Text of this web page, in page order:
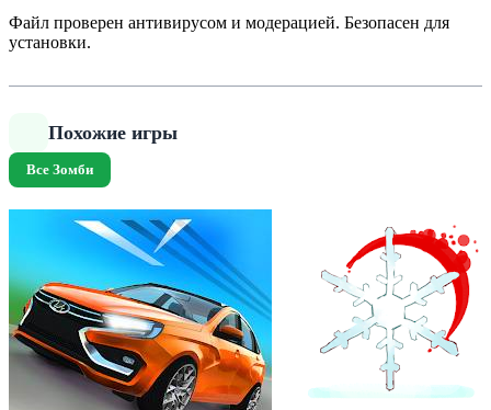
Файл проверен антивирусом и модерацией. Безопасен для
установки.
Похожие игры
Все Зомби